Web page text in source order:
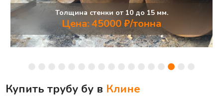
Толщина стенки от 10 до 15 мм.
Цена: 45000 ₽/тонна
Купить трубу бу в Клине